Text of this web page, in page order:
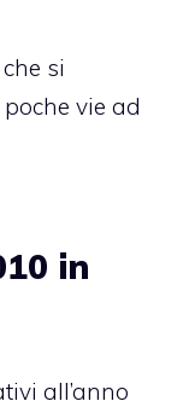
si
vie ad
in
all’anno